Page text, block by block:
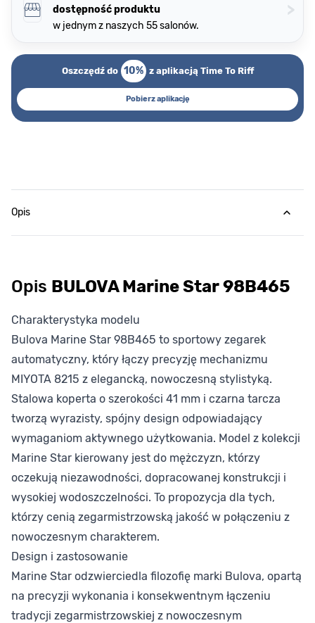
dostępność produktu
w jednym z naszych 55 salonów.
>
Oszczędź do 10% z aplikacją Time To Riff
Pobierz aplikację
Opis
Opis BULOVA Marine Star 98B465
Charakterystyka modelu
Bulova Marine Star 98B465 to sportowy zegarek
automatyczny, który łączy precyzję mechanizmu
MIYOTA 8215 z elegancką, nowoczesną stylistyką.
Stalowa koperta o szerokości 41 mm i czarna tarcza
tworzą wyrazisty, spójny design odpowiadający
wymaganiom aktywnego użytkowania. Model z kolekcji
Marine Star kierowany jest do mężczyzn, którzy
oczekują niezawodności, dopracowanej konstrukcji i
wysokiej wodoszczelności. To propozycja dla tych,
którzy cenią zegarmistrzowską jakość w połączeniu z
nowoczesnym charakterem.
Design i zastosowanie
Marine Star odzwierciedla filozofię marki Bulova, opartą
na precyzji wykonania i konsekwentnym łączeniu
tradycji zegarmistrzowskiej z nowoczesnym